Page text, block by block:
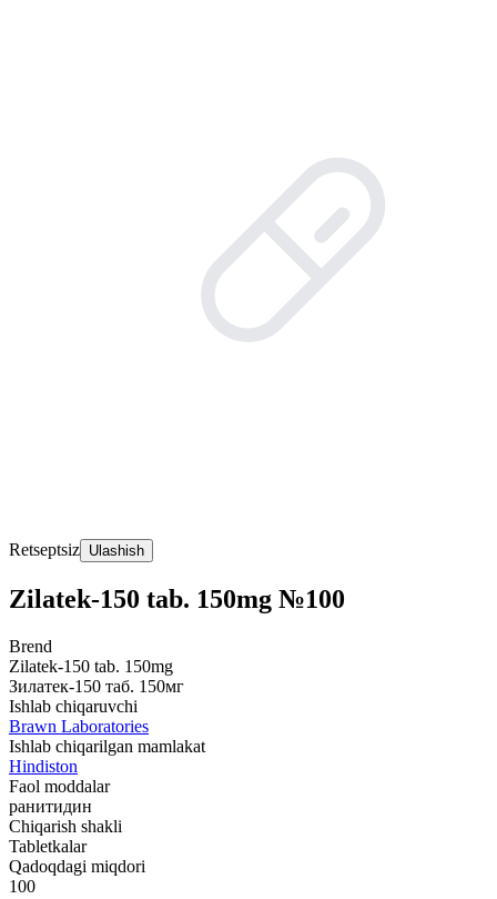
Retseptsiz Ulashish
Zilatek-150 tab. 150mg №100
Brend
Zilatek-150 tab. 150mg
Зилатек-150 таб. 150мг
Ishlab chiqaruvchi
Brawn Laboratories
Ishlab chiqarilgan mamlakat
Hindiston
Faol moddalar
ранитидин
Chiqarish shakli
Tabletkalar
Qadoqdagi miqdori
100